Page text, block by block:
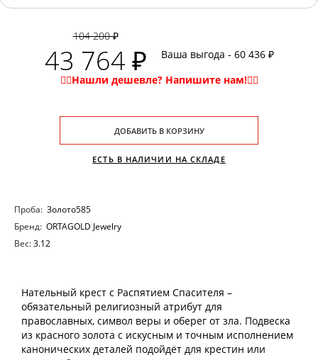
104 200 ₽
43 764 ₽ Ваша выгода - 60 436 ₽
ДОБАВИТЬ В КОРЗИНУ
ЕСТЬ В НАЛИЧИИ НА СКЛАДЕ
Проба: Золото585
Бренд: ORTAGOLD Jewelry
Вес:3.12
Нательный крест с Распятием Спасителя –
обязательный религиозный атрибут для
православных, символ веры и оберег от зла. Подвеска
из красного золота с искусным и точным исполнением
канонических деталей подойдёт для крестин или